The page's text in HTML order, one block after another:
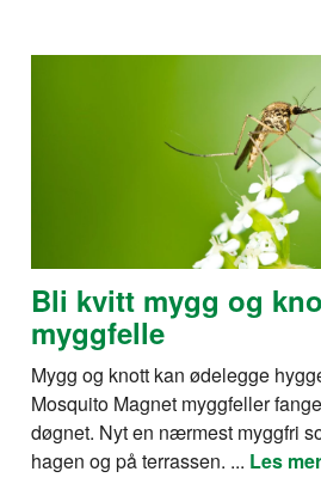
Bli kvitt mygg og
myggfelle
Mygg og knott kan ødelegge
Mosquito Magnet myggfeller
døgnet. Nyt en nærmest myggfri
hagen og på terrassen. ... Les mer